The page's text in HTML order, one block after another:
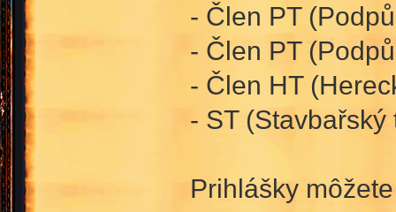
- Člen PT
- Člen PT
- Člen HT
- ST (Stavbařský
Prihlášky